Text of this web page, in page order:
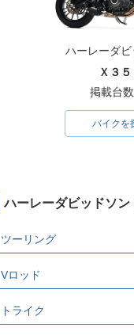
ハーレーダビ
Ｘ３５
掲載台
バイクを
ハーレーダビッドソ
ツーリング
Vロッド
トライク